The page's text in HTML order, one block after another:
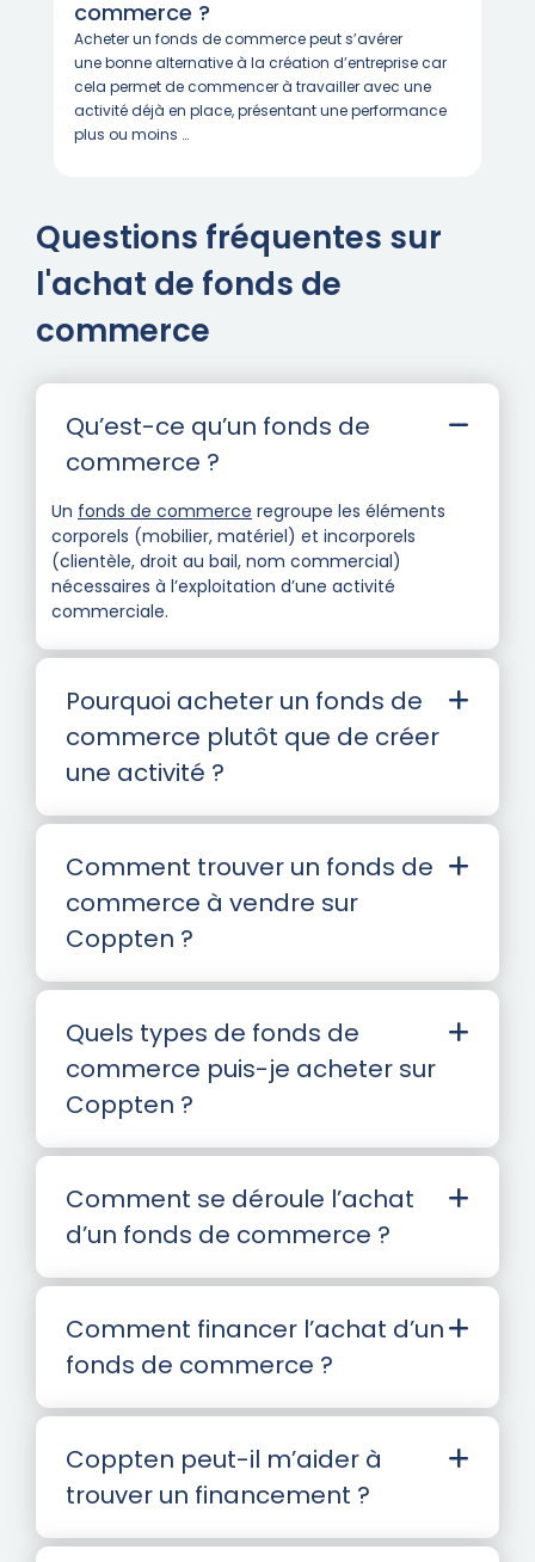
commerce ?
Acheter un fonds de commerce peut s’avérer
une bonne alternative à la création d’entreprise car
cela permet de commencer à travailler avec une
activité déjà en place, présentant une performance
plus ou moins …
Questions fréquentes sur
l'achat de fonds de
commerce
Qu’est-ce qu’un fonds de
commerce ?
Un fonds de commerce regroupe les éléments
corporels (mobilier, matériel) et incorporels
(clientèle, droit au bail, nom commercial)
nécessaires à l’exploitation d’une activité
commerciale.
Pourquoi acheter un fonds de
commerce plutôt que de créer
une activité ?
Comment trouver un fonds de
commerce à vendre sur
Coppten ?
Quels types de fonds de
commerce puis-je acheter sur
Coppten ?
Comment se déroule l’achat
d’un fonds de commerce ?
Comment financer l’achat d’un
fonds de commerce ?
Coppten peut-il m’aider à
trouver un financement ?